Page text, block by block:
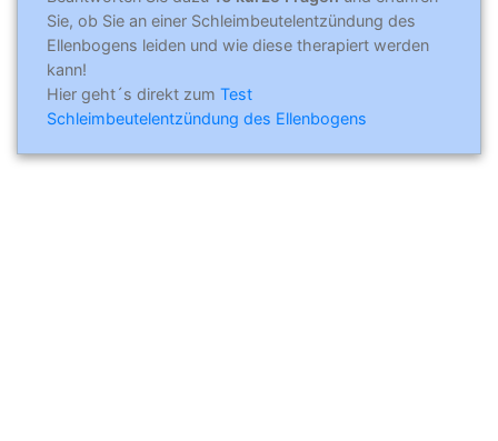
Sie, ob Sie an einer Schleimbeutelentzündung des
Ellenbogens leiden und wie diese therapiert werden
kann!
Hier geht´s direkt zum Test
Schleimbeutelentzündung des Ellenbogens